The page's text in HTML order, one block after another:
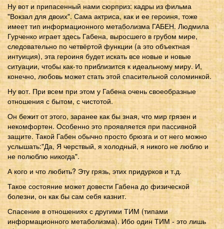
Ну вот и припасенный нами сюрприз: кадры из фильма
"Вокзал для двоих". Сама актриса, как и ее героиня, тоже
имеет тип информационного метаболизма ГАБЕН. Людмила
Гурченко играет здесь Габена, выросшего в грубом мире,
следовательно по четвёртой функции (а это объектная
интуиция), эта героиня будет искать все новые и новые
ситуации, чтобы как-то приблизится к идеальному миру. И,
конечно, любовь может стать этой спасительной соломинкой.
Ну вот. При всем при этом у Габена очень своеобразные
отношения с бытом, с чистотой.
Он бежит от этого, заранее как бы зная, что мир грязен и
некомфортен. Особенно это проявляется при пассивной
защите. Такой Габен обычно просто брюзга и от него можно
услышать:"Да, Я черствый, я холодный, я никого не люблю и
не полюблю никогда".
А кого и что любить? Эту грязь, этих придурков и т.д.
Такое состояние может довести Габена до физической
болезни, он как бы сам себя казнит.
Спасение в отношениях с другими ТИМ (типами
информационного метаболизма). Ибо один ТИМ - это лишь